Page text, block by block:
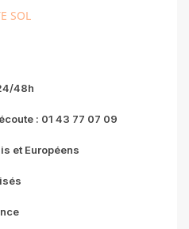
SOL
48h
: 01 43 77 07 09
et Européens